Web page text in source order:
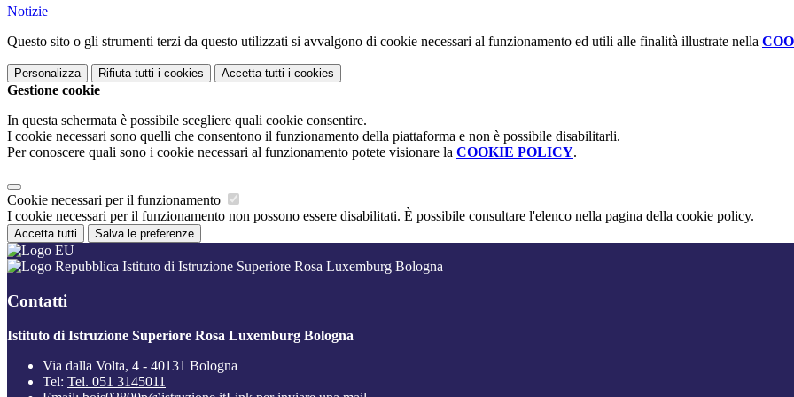
Notizie
Questo sito o gli strumenti terzi da questo utilizzati si avvalgono di cookie necessari al funzionamento ed utili alle finalità illustrate nella
Personalizza Rifiuta tutti i cookies Accetta tutti i cookies
Gestione cookie
In questa schermata è possibile scegliere quali cookie consentire.
I cookie necessari sono quelli che consentono il funzionamento della piattaforma e non è possibile disabilitarli.
Per conoscere quali sono i cookie necessari al funzionamento potete visionare la COOKIE POLICY.
Cookie necessari per il funzionamento
I cookie necessari per il funzionamento non possono essere disabilitati. È possibile consultare l'elenco nella pagina della cookie policy.
Accetta tutti Salva le preferenze
Istituto di Istruzione Superiore Rosa Luxemburg Bologna
Contatti
Istituto di Istruzione Superiore Rosa Luxemburg Bologna
Via dalla Volta, 4 - 40131 Bologna
Tel: Tel. 051 3145011